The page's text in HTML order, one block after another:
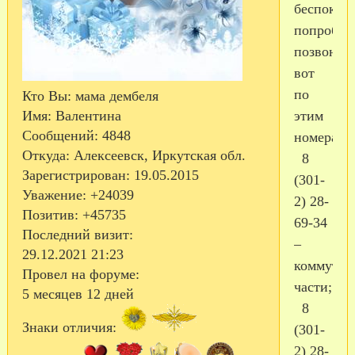
Кто Вы: мама дембеля
Имя: Валентина
Сообщений: 4848
Откуда: Алексеевск, Иркутская обл.
Зарегистрирован: 19.05.2015
Уважение: +24039
Позитив: +45735
Последний визит:
29.12.2021 21:23
Провел на форуме:
5 месяцев 12 дней
Знаки отличия:
вот
по
этим
номерам:
8
(301-
2) 28-
69-34
–
части;
8
(301-
2) 28-